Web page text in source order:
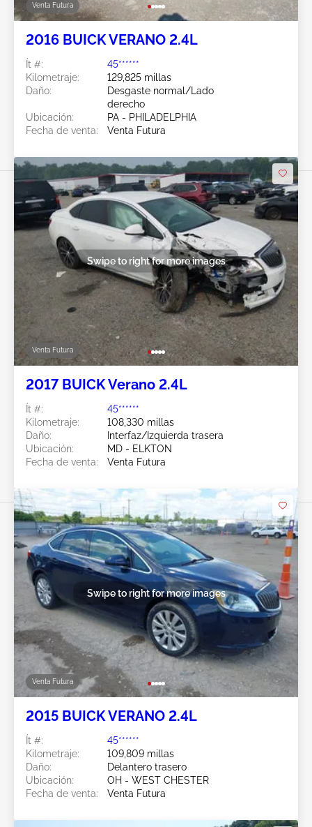
Venta Futura
2016 BUICK VERANO 2.4L
Ít #:
45******
Kilometraje:
129,825 millas
Daño:
Desgaste normal/Lado
derecho
Ubicación:
PA - PHILADELPHIA
Fecha de venta:
Venta Futura
Venta Futura
Swipe to right for more images
2017 BUICK Verano 2.4L
Ít #:
45******
Kilometraje:
108,330 millas
Daño:
Interfaz/Izquierda trasera
Ubicación:
MD - ELKTON
Fecha de venta:
Venta Futura
Venta Futura
Swipe to right for more images
2015 BUICK VERANO 2.4L
Ít #:
45******
Kilometraje:
109,809 millas
Daño:
Delantero trasero
Ubicación:
OH - WEST CHESTER
Fecha de venta:
Venta Futura